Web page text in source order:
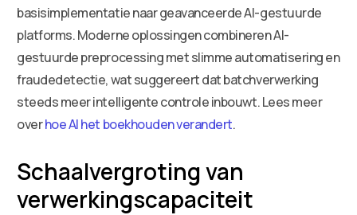
basisimplementatie naar geavanceerde AI-gestuurde
platforms. Moderne oplossingen combineren AI-
gestuurde preprocessing met slimme automatisering en
fraudedetectie, wat suggereert dat batchverwerking
steeds meer intelligente controle inbouwt. Lees meer
overhoe AI het boekhouden verandert.
Schaalvergroting van
verwerkingscapaciteit